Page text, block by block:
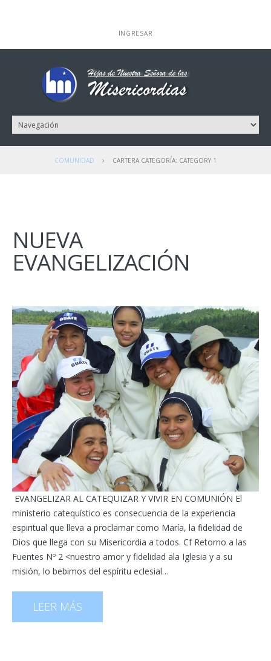
INGRESAR
COMUNIDAD CARTERA CATEGORÍA: CATEGORY 1
NUEVA
EVANGELIZACIÓN
EVANGELIZAR AL CATEQUIZAR Y VIVIR EN COMUNIÓN El
ministerio catequístico es consecuencia de la experiencia
espiritual que lleva a proclamar como María, la fidelidad de
Dios que llega con su Misericordia a todos. Cf Retorno a las
Fuentes Nº 2 <nuestro amor y fidelidad ala Iglesia y a su
misión, lo bebimos del espíritu eclesial…
LEER MÁS